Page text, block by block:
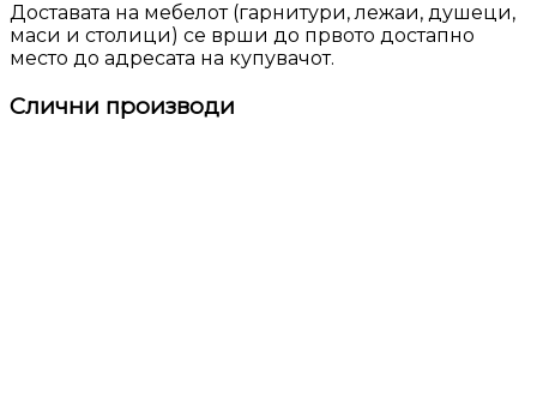
Доставата на мебелот (гарнитури, лежаи, душеци,
маси и столици) се врши до првото достапно
место до адресата на купувачот.
Слични производи